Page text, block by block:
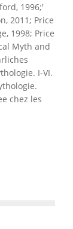
1996;'
2011; Price
1998; Price
Myth and
I-VI.
chez les